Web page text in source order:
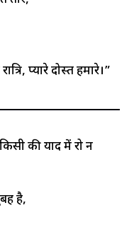
प्यारे दोस्त हमारे।”
की याद में रो न
है,